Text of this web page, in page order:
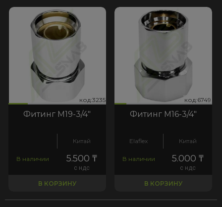
код:3235 код:3235
Фитинг M19-3/4"
Китай
В наличии 5.500 ₸
с ндс
В КОРЗИНУ
код:6749 код:6749
Фитинг М16-3/4"
Elaflex Китай
В наличии 5.000 ₸
с ндс
В КОРЗИНУ